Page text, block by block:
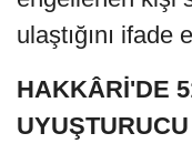
ulaştığını ifade
HAKKÂRİ'DE